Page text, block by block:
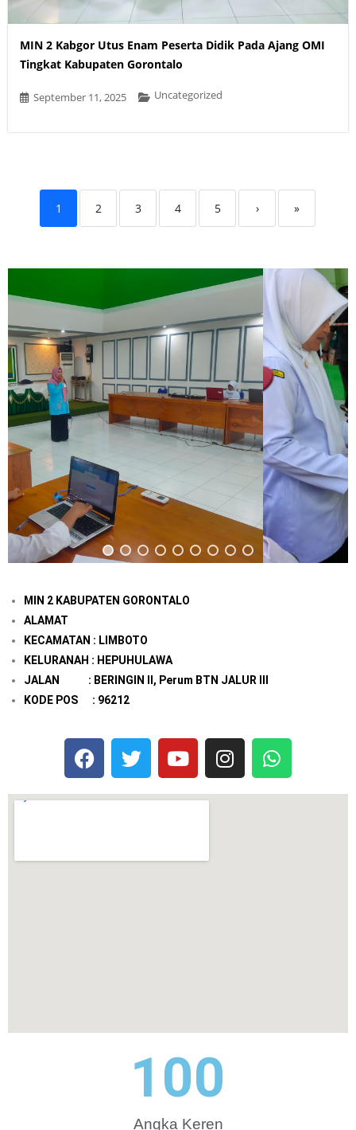
MIN 2 Kabgor Utus Enam Peserta Didik Pada Ajang OMI
Tingkat Kabupaten Gorontalo
September 11, 2025 Uncategorized
1 2 3 4 5 › »
MIN 2 KABUPATEN GORONTALO
ALAMAT
KECAMATAN : LIMBOTO
KELURANAH : HEPUHULAWA
JALAN : BERINGIN II, Perum BTN JALUR III
KODE POS : 96212
Angka Keren
100